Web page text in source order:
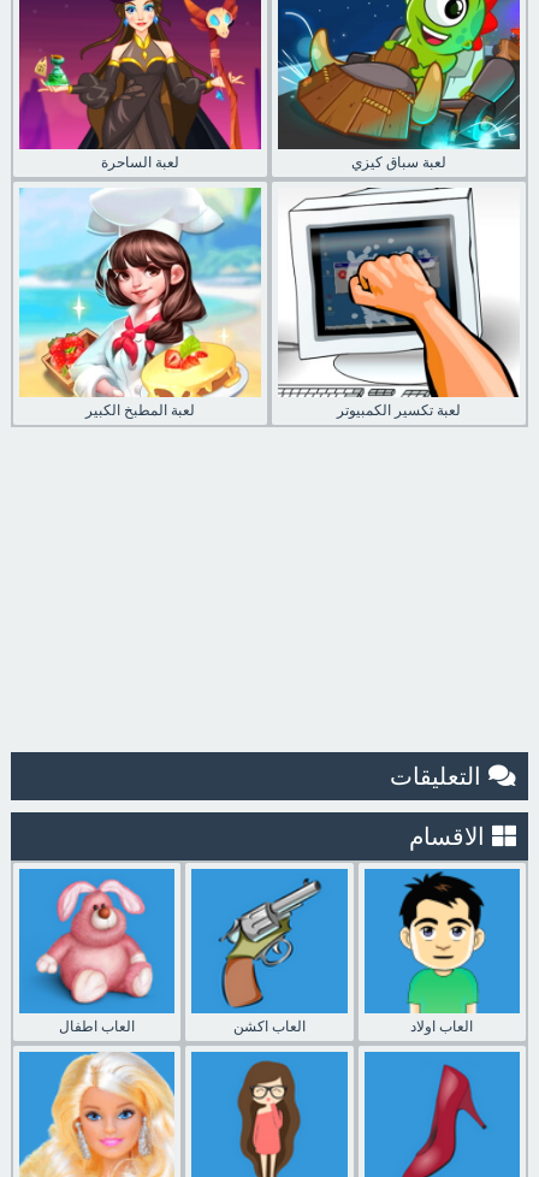
لعبة الساحرة لعبة سباق كيزي
لعبة المطبخ الكبير لعبة تكسير الكمبيوتر
التعليقات
الاقسام
العاب اطفال العاب اكشن العاب اولاد